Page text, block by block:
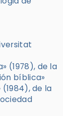
(1978), de la
bí­blica»
de la